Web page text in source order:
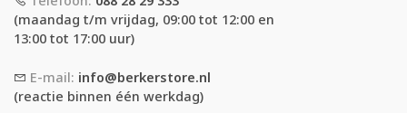
(maandag t/m vrijdag, 09:00 tot 12:00 en
13:00 tot 17:00 uur)
E-mail: info@berkerstore.nl
(reactie binnen één werkdag)